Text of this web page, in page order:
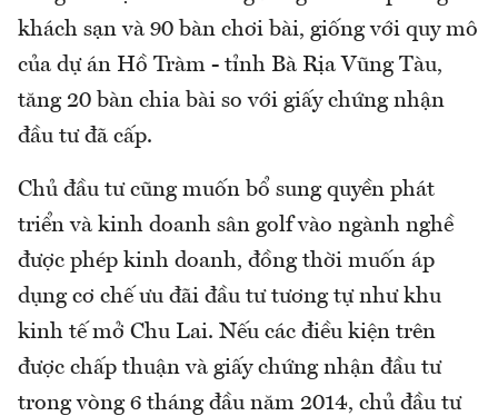
khách sạn và 90 bàn chơi bài, giống với quy mô
của dự án Hồ Tràm - tỉnh Bà Rịa Vũng Tàu,
tăng 20 bàn chia bài so với giấy chứng nhận
đầu tư đã cấp.
Chủ đầu tư cũng muốn bổ sung quyền phát
triển và kinh doanh sân golf vào ngành nghề
được phép kinh doanh, đồng thời muốn áp
dụng cơ chế ưu đãi đầu tư tương tự như khu
kinh tế mở Chu Lai. Nếu các điều kiện trên
được chấp thuận và giấy chứng nhận đầu tư
trong vòng 6 tháng đầu năm 2014, chủ đầu tư